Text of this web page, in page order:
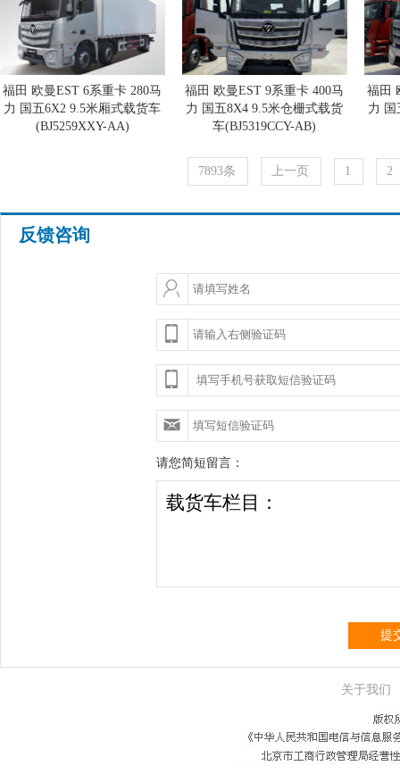
福田 欧曼EST 6系重卡 280马
力 国五6X2 9.5米厢式载货车
(BJ5259XXY-AA)
福田 欧曼EST 9系重卡 400马
力 国五8X4 9.5米仓栅式载货
车(BJ5319CCY-AB)
福田
力 国
7893条 上一页 1 2
反馈咨询
请您简短留言：
提
关于我们